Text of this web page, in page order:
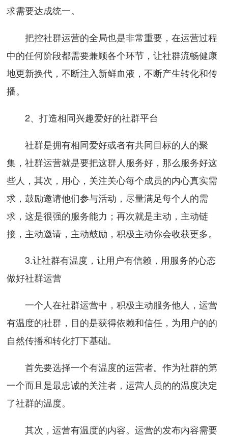
求需要达成统一。
把控社群运营的全局也是非常重要，在运营过程
中的任何阶段都需要兼顾各个环节，让社群流畅健康
地更新换代，不断注入新鲜血液，不断产生转化和传
播。
2、打造相同兴趣爱好的社群平台
社群是拥有相同爱好或者有共同目标的人的聚
集，社群运营就是要把这群人服务好，那么服务好这
些人，其次，用心，关注关心每个成员的内心真实需
求，鼓励邀请他们参与活动，尽量满足每个人的需
求，这是很强的服务能力；再次就是主动，主动链
接，主动邀请，主动鼓励，积极主动你会收获更多。
3.让社群有温度，让用户有信赖，用服务的心态
做好社群运营
一个人在社群运营中，积极主动服务他人，运营
有温度的社群，目的是获得依赖和信任，为用户的的
自然传播和转化打下基础。
首先要选择一个有温度的运营者。作为社群的第
一个而且是最忠诚的关注者，运营人员的的温度决定
了社群的温度。
其次，运营有温度的内容。运营的发布内容需要